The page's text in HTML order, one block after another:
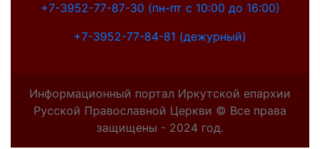
+7-3952-77-87-30 (пн-пт с 10:00 до 16:00)
+7-3952-77-84-81 (дежурный)
Информационный портал Иркутской епархии
Русской Православной Церкви © Все права
защищены - 2024 год.